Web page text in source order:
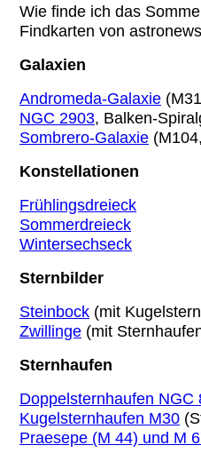
Wie finde ich das
Findkarten von
Galaxien
Andromeda-Galaxie
NGC 2903, Balken-
Sombrero-Galaxie
Konstellationen
Frühlingsdreieck
Sommerdreieck
Wintersechseck
Sternbilder
Steinbock (mit
Zwillinge (mit
Sternhaufen
Doppelsternhaufen NGC
Kugelsternhaufen M30
Praesepe (M 44) und M